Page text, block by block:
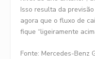
Isso resulta da
agora que o fluxo de
fique “ligeiramente
Fonte: Mercedes-Benz